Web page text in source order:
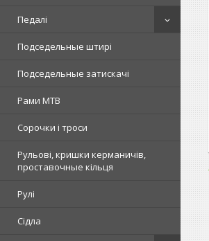
Педалі
Подседельные штирі
Подседельные затискачі
Рами MTB
Сорочки і троси
Рульові, кришки керманичів,
проставочные кільця
Рулі
Сідла